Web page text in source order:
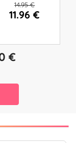
14.95 €
11.96 €
€